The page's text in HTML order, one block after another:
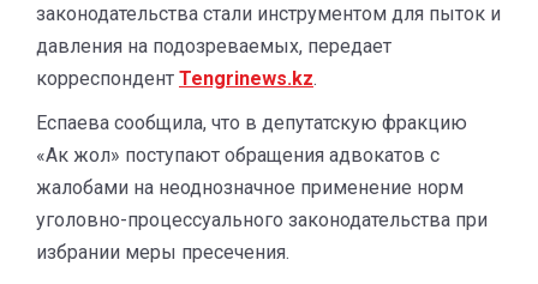
законодательства стали инструментом для пыток и
давления на подозреваемых, передает
корреспондент Tengrinews.kz.
Еспаева сообщила, что в депутатскую фракцию
«Ак жол» поступают обращения адвокатов с
жалобами на неоднозначное применение норм
уголовно-процессуального законодательства при
избрании меры пресечения.